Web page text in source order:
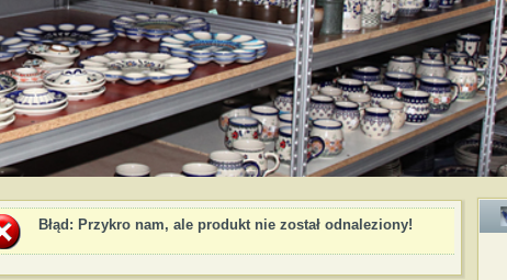
Błąd : Przykro nam, ale produkt nie został odnaleziony!